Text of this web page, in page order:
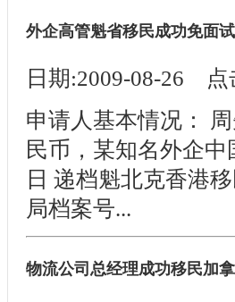
外企高管魁省移民成功免面试
日期:2009-08-26 点
申请人基本情况：
民币，某知名外企
日 递档魁北克香港
局档案号...
物流公司总经理成功移民加